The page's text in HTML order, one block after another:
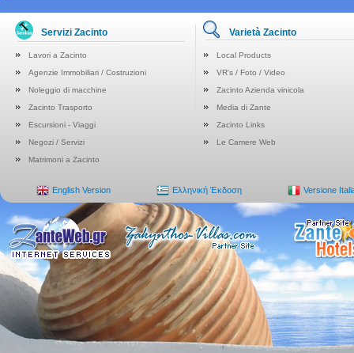
Servizi Zacinto Varietà Zacinto
Lavori a Zacinto
Local Products
Agenzie Immobiliari / Costruzioni
VR's / Foto / Video
Noleggio di macchine
Zacinto Azienda vinicola
Zacinto Trasporto
Media di Zante
Escursioni - Viaggi
Zacinto Links
Negozi / Servizi
Le Camere Web
Matrimoni a Zacinto
English Version Ελληνική Έκδοση Versione